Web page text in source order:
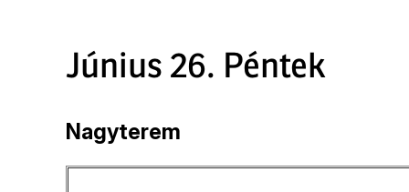
Június 26. Péntek
Nagyterem